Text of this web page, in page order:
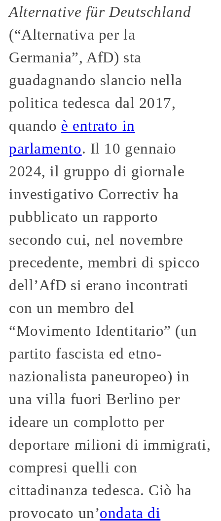
Alternative für Deutschland
(“Alternativa per la
Germania”, AfD) sta
guadagnando slancio nella
politica tedesca dal 2017,
quando è entrato in
parlamento. Il 10 gennaio
2024, il gruppo di giornale
investigativo Correctiv ha
pubblicato un rapporto
secondo cui, nel novembre
precedente, membri di spicco
dell’AfD si erano incontrati
con un membro del
“Movimento Identitario” (un
partito fascista ed etno-
nazionalista paneuropeo) in
una villa fuori Berlino per
ideare un complotto per
deportare milioni di immigrati,
compresi quelli con
cittadinanza tedesca. Ciò ha
provocato un’ondata di